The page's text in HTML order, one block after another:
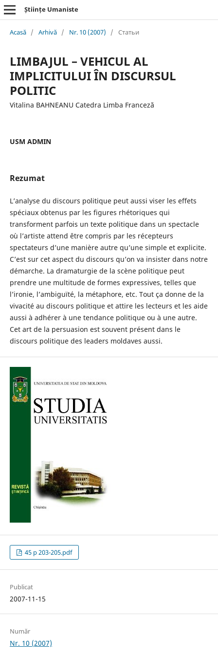
Științe Umaniste
Acasă / Arhivă / Nr. 10 (2007) / Статьи
LIMBAJUL – VEHICUL AL
IMPLICITULUI ÎN DISCURSUL
POLITIC
Vitalina BAHNEANU Catedra Limba Franceză
USM ADMIN
Rezumat
L’analyse du discours politique peut aussi viser les effets
spéciaux obtenus par les figures rhétoriques qui
transforment parfois un texte politique dans un spectacle
où l’artiste attend être compris par les récepteurs
spectateurs d’une manière autre qu’une simple et explicite.
C’est sur cet aspect du discours qu’on va insister dans notre
démarche. La dramaturgie de la scène politique peut
prendre une multitude de formes expressives, telles que
l’ironie, l’ambiguïté, la métaphore, etc. Tout ça donne de la
vivacité au discours politique et attire les lecteurs et les aide
aussi à adhérer à une tendance politique ou à une autre.
Cet art de la persuasion est souvent présent dans le
discours politique des leaders moldaves aussi.
45 p 203-205.pdf
Publicat
2007-11-15
Număr
Nr. 10 (2007)